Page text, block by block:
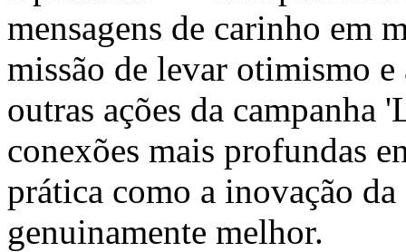
mensagens de carinho em
missão de levar otimismo e
outras ações da campanha
conexões mais profundas
prática como a inovação
genuinamente melhor.